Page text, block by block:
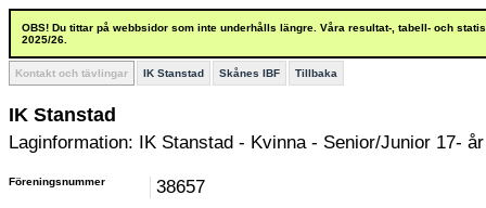
OBS! Du tittar på webbsidor som inte underhålls längre. Våra resultat-, tabell- och
2025/26.
Kontakt och tävlingar IK Stanstad Skånes IBF Tillbaka
IK Stanstad
Laginformation: IK Stanstad - Kvinna - Senior/Junior 17- år
Föreningsnummer 38657